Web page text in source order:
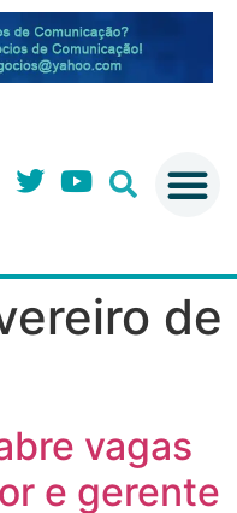
de
vagas
e gerente